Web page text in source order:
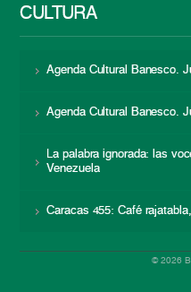
CULTURA
Agenda Cultural Banesco.
Agenda Cultural Banesco.
La palabra ignorada: las
Venezuela
Caracas 455: Café
© 2026